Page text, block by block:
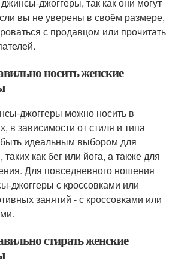
вы не уверены в своём размере,
с продавцом или прочитать
носить женские
джоггеры можно носить в
в зависимости от стиля и типа
идеальным выбором для
как бег или йога, а также для
Для повседневного ношения
джоггеры с кроссовками или
занятий - с кроссовками или
стирать женские